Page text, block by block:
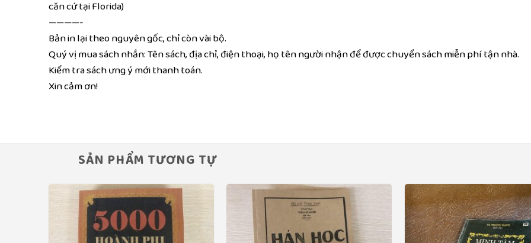
căn cứ tại Florida)
————-
Bản in lại theo nguyên gốc, chỉ còn vài bộ.
Quý vị mua sách nhắn: Tên sách, địa chỉ, điện thoại, họ tên người nhận để được chuyển sách miễn phí tận nhà.
Kiểm tra sách ưng ý mới thanh toán.
Xin cảm ơn!
SẢN PHẨM TƯƠNG TỰ